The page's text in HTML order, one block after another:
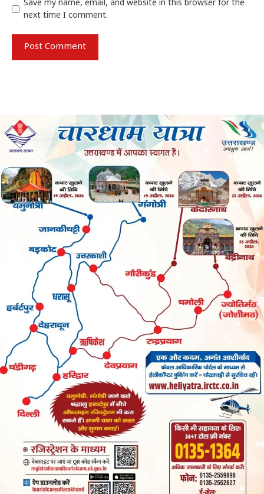
Save my name, email, and website in this browser for the
next time I comment.